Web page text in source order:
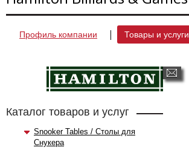
Профиль компании Товары и услуги
Каталог товаров и услуг
Snooker Tables / Столы для
Снукера